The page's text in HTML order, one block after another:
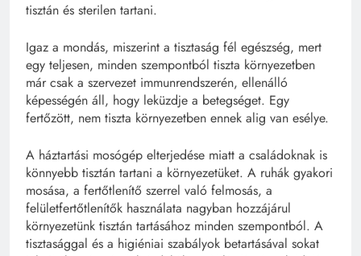
tisztán és sterilen tartani.
Igaz a mondás, miszerint a tisztaság fél egészség, mert
egy teljesen, minden szempontból tiszta környezetben
már csak a szervezet immunrendszerén, ellenálló
képességén áll, hogy leküzdje a betegséget. Egy
fertőzött, nem tiszta környezetben ennek alig van esélye.
A háztartási mosógép elterjedése miatt a családoknak is
könnyebb tisztán tartani a környezetüket. A ruhák gyakori
mosása, a fertőtlenítő szerrel való felmosás, a
felületfertőtlenítők használata nagyban hozzájárul
környezetünk tisztán tartásához minden szempontból. A
tisztasággal és a higiéniai szabályok betartásával sokat